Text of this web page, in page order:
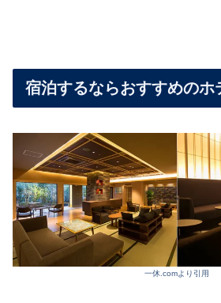
宿泊するならおすすめのホ
一休.comより引用